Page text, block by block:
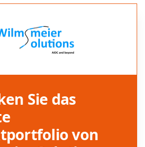
Sie das
von